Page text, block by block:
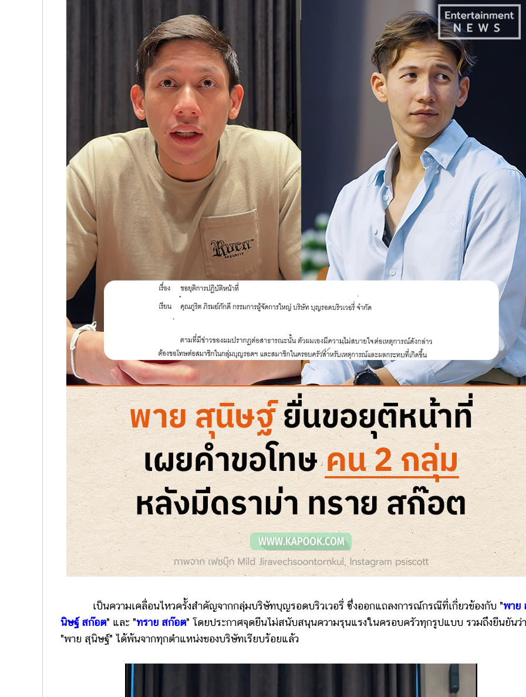
เป็นความเคลื่อนไหวครั้งสำคัญจากกลุ่มบริษัทบุญรอดบริวเวอรี่ ซึ่งออกแถลงการณ์กรณีที่เกี่ยวข้องกับ "พาย
นิษฐ์ สก๊อต" และ "ทราย สก๊อต" โดยประกาศจุดยืนไม่สนับสนุนความรุนแรงในครอบครัวทุกรูปแบบ รวมถึงยืนยันว่า
"พาย สุนิษฐ์" ได้พ้นจากทุกตำแหน่งของบริษัทเรียบร้อยแล้ว